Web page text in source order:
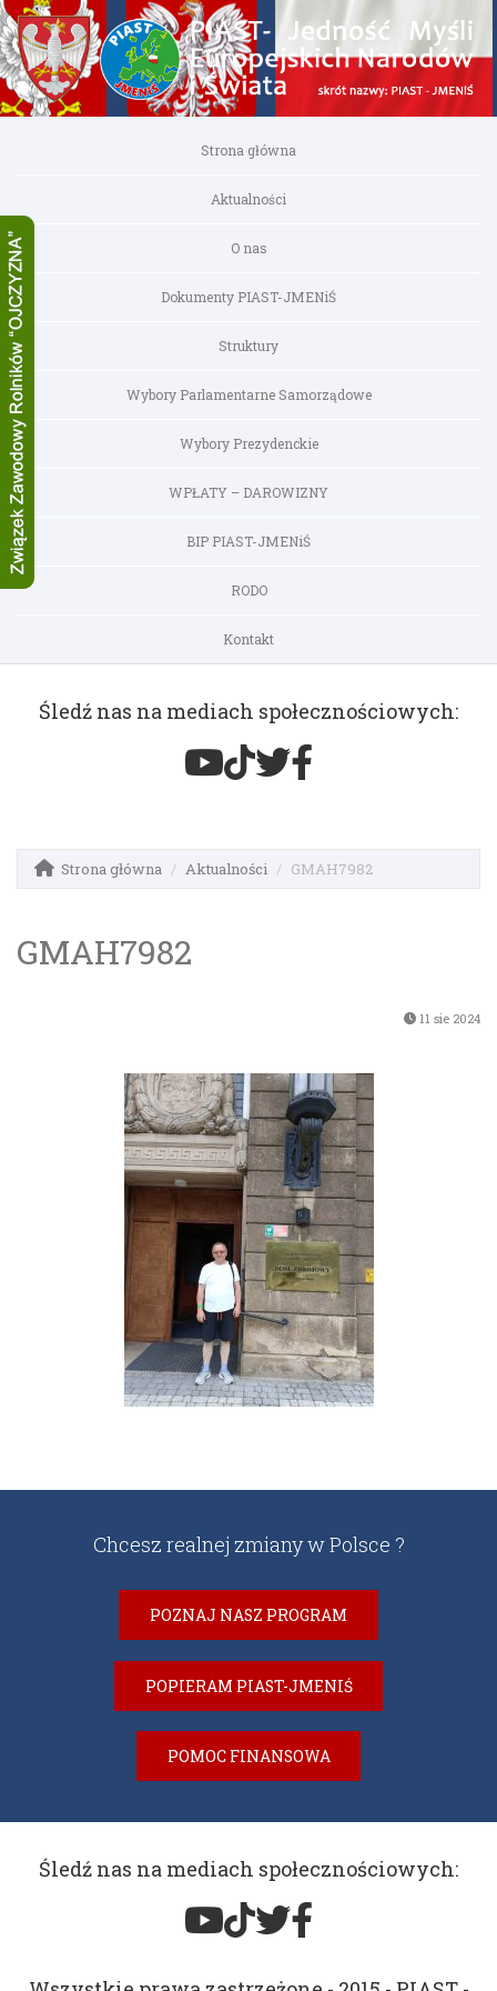
Strona główna
Aktualności
O nas
Dokumenty PIAST-JMENiŚ
Struktury
Wybory Parlamentarne Samorządowe
Wybory Prezydenckie
WPŁATY – DAROWIZNY
BIP PIAST-JMENiŚ
RODO
Kontakt
Śledź nas na mediach społecznościowych:
Strona główna Aktualności GMAH7982
GMAH7982
11 sie 2024
Chcesz realnej zmiany w Polsce ?
POZNAJ NASZ PROGRAM
POPIERAM PIAST-JMENIŚ
POMOC FINANSOWA
Śledź nas na mediach społecznościowych: